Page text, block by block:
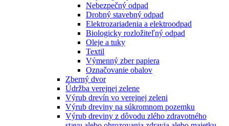
Nebezpečný odpad
Drobný stavebný odpad
Elektrozariadenia a elektroodpad
Biologicky rozložiteľný odpad
Oleje a tuky
Textil
Výmenný zber papiera
Označovanie obalov
Zberný dvor
Údržba verejnej zelene
Výrub drevín vo verejnej zeleni
Výrub dreviny na súkromnom pozemku
Výrub dreviny z dôvodu zlého zdravotného